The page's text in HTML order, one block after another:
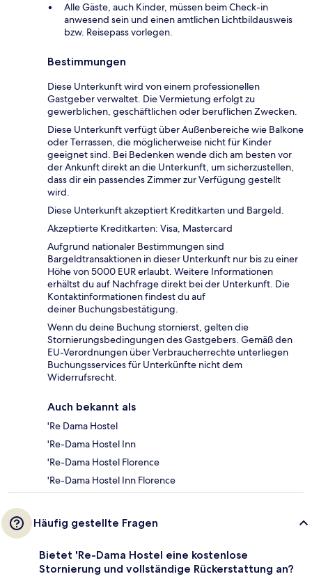
Alle Gäste, auch Kinder, müssen beim Check-in
anwesend sein und einen amtlichen Lichtbildausweis
bzw. Reisepass vorlegen.
Bestimmungen
Diese Unterkunft wird von einem professionellen
Gastgeber verwaltet. Die Vermietung erfolgt zu
gewerblichen, geschäftlichen oder beruflichen Zwecken.
Diese Unterkunft verfügt über Außenbereiche wie Balkone
oder Terrassen, die möglicherweise nicht für Kinder
geeignet sind. Bei Bedenken wende dich am besten vor
der Ankunft direkt an die Unterkunft, um sicherzustellen,
dass dir ein passendes Zimmer zur Verfügung gestellt
wird.
Diese Unterkunft akzeptiert Kreditkarten und Bargeld.
Akzeptierte Kreditkarten: Visa, Mastercard
Aufgrund nationaler Bestimmungen sind
Bargeldtransaktionen in dieser Unterkunft nur bis zu einer
Höhe von 5000 EUR erlaubt. Weitere Informationen
erhältst du auf Nachfrage direkt bei der Unterkunft. Die
Kontaktinformationen findest du auf
deiner Buchungsbestätigung.
Wenn du deine Buchung stornierst, gelten die
Stornierungsbedingungen des Gastgebers. Gemäß den
EU-Verordnungen über Verbraucherrechte unterliegen
Buchungsservices für Unterkünfte nicht dem
Widerrufsrecht.
Auch bekannt als
'Re Dama Hostel
'Re-Dama Hostel Inn
'Re-Dama Hostel Florence
'Re-Dama Hostel Inn Florence
Häufig gestellte Fragen
Bietet 'Re-Dama Hostel eine kostenlose
Stornierung und vollständige Rückerstattung an?